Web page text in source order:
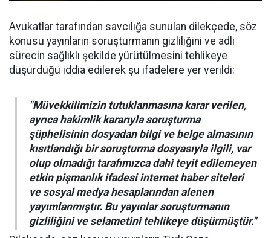
Avukatlar tarafından savcılığa sunulan dilekçede, söz
konusu yayınların soruşturmanın gizliliğini ve adli
sürecin sağlıklı şekilde yürütülmesini tehlikeye
düşürdüğü iddia edilerek şu ifadelere yer verildi:
"Müvekkilimizin tutuklanmasına karar verilen,
ayrıca hakimlik kararıyla soruşturma
şüphelisinin dosyadan bilgi ve belge almasının
kısıtlandığı bir soruşturma dosyasıyla ilgili, var
olup olmadığı tarafımızca dahi teyit edilemeyen
etkin pişmanlık ifadesi internet haber siteleri
ve sosyal medya hesaplarından alenen
yayımlanmıştır. Bu yayınlar soruşturmanın
gizliliğini ve selametini tehlikeye düşürmüştür."